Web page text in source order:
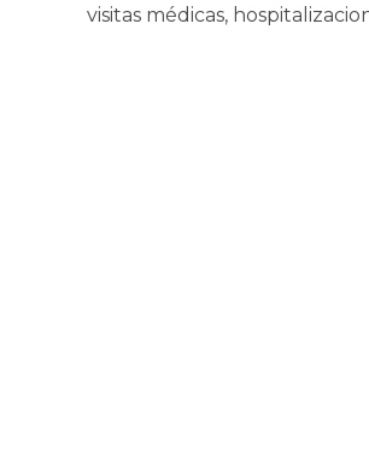
visitas médicas,